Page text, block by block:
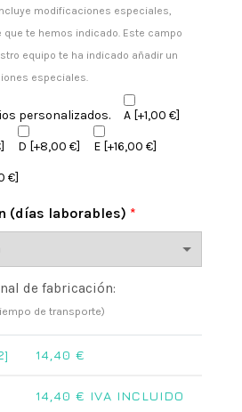
modificaciones especiales,
te hemos indicado. Este campo
equipo te ha indicado añadir un
especiales.
personalizados. A [+1,00 €]
D [+8,00 €] E [+16,00 €]
€]
(días laborables) *
de fabricación:
de transporte)
14,40 €
14,40 € IVA INCLUIDO